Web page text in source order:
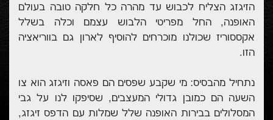
הזיגזג הצליח לכבוש עד מהרה כל חלקה טובה בעולם
האופנה, החל מפריטי הלבוש עצמם וכלה בשלל
אקססוריז שכולנו מוכרחים להוסיף לארון גם בווריאציה
הזו.
נתחיל מהבסיס: מי שקבע שפסים הם פאסה וזיגזג הוא צו
השעה הם כמובן גדולי המעצבים, שסיפקו לנו על גבי
המסלולים בבירות האופנה שלל שמלות עם הדפס זיגזג,